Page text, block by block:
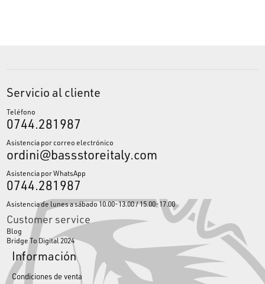
Servicio al cliente
Teléfono
0744.281987
Asistencia por correo electrónico
ordini@bassstoreitaly.com
Asistencia por WhatsApp
0744.281987
Asistencia de lunes a sábado 10.00-13.00 / 15.00-17.00
Customer service
Blog
Bridge To Digital 2024
Información
Condiciones de venta